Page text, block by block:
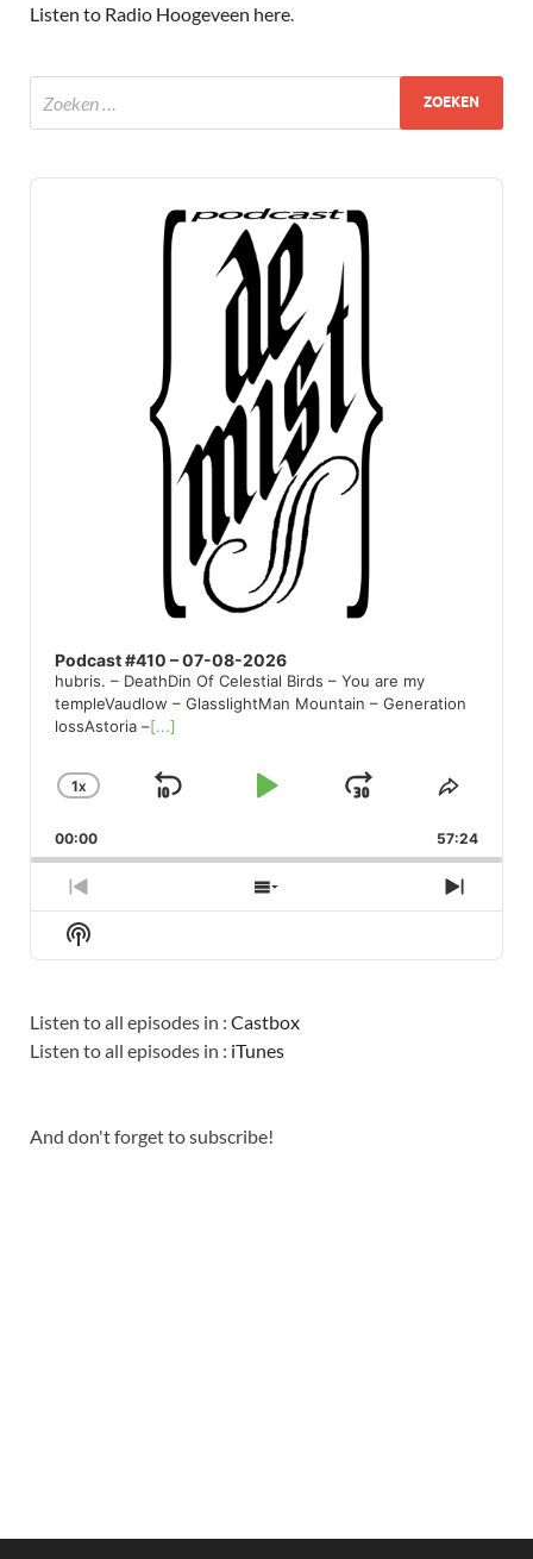
Listen to Radio Hoogeveen here.
Audio
Podcast #410 – 07-08-2026
hubris. – DeathDin Of Celestial Birds – You are my
templeVaudlow – GlasslightMan Mountain – Generation
lossAstoria –[...]
CHANGE
RATE
1X
SKIP
PLAYJUMP
FORWARD
SHARE
00:00 57:24
PREVIOUS
EPISODE
SHOW
EPISODES
NEXT
Show
Podcast
Listen to all episodes in : Castbox
Listen to all episodes in : iTunes
And don't forget to subscribe!